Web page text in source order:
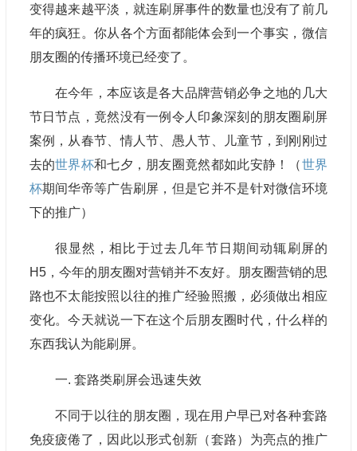
变得越来越平淡，就连刷屏事件的数量也没有了前几
年的疯狂。你从各个方面都能体会到一个事实，微信
朋友圈的传播环境已经变了。
在今年，本应该是各大品牌营销必争之地的几大
节日节点，竟然没有一例令人印象深刻的朋友圈刷屏
案例，从春节、情人节、愚人节、儿童节，到刚刚过
去的世界杯和七夕，朋友圈竟然都如此安静！（世界
杯期间华帝等广告刷屏，但是它并不是针对微信环境
下的推广）
很显然，相比于过去几年节日期间动辄刷屏的
H5，今年的朋友圈对营销并不友好。朋友圈营销的思
路也不太能按照以往的推广经验照搬，必须做出相应
变化。今天就说一下在这个后朋友圈时代，什么样的
东西我认为能刷屏。
一. 套路类刷屏会迅速失效
不同于以往的朋友圈，现在用户早已对各种套路
免疫疲倦了，因此以形式创新（套路）为亮点的推广